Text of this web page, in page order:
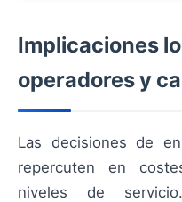
Implicaciones
operadores y
Las decisiones de
repercuten en
niveles de